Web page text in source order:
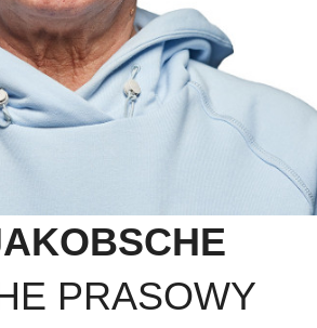
PRASOWY